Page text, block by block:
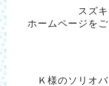
スズ
ホームページを
Ｋ様のソリオ